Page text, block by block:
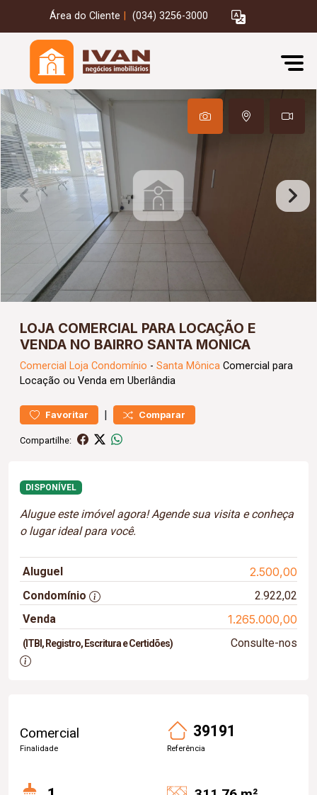
Área do Cliente (034) 3256-3000
LOJA COMERCIAL PARA LOCAÇÃO E
VENDA NO BAIRRO SANTA MONICA
Comercial Loja Condomínio - Santa Mônica Comercial para
Locação ou Venda em Uberlândia
Favoritar | Comparar
Compartilhe:
DISPONÍVEL
Alugue este imóvel agora! Agende sua visita e conheça
o lugar ideal para você.
Aluguel 2.500,00
Condomínio
2.922,02
Venda
1.265.000,00
(ITBI, Registro, Escritura e Certidões) Consulte-nos
Comercial
Finalidade
39191
Referência